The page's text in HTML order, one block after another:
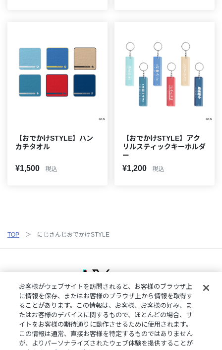
【おでかけSTYLE】ハン
カチタオル
¥1,500 税込
【おでかけSTYLE】アク
リルスティックキーホルダ
ー
¥1,200 税込
TOP にじさんじおでかけSTYLE
ご利用規約プライバシーポリシー
特定商取引法に基づく表記
ご利用ガイドよくある質問お問い合わせにじさんじ公式サイト
クッキーの詳細
お客様がウェブサイトを訪問されると、お客様のブラウザ上
に情報を保存、またはお客様のブラウザ上から情報を取得す
ることがあります。この情報は、お客様、お客様の好み、ま
たはお客様のデバイスに関するもので、ほとんどの場合、サ
イトをお客様の期待通りに動作させるために使用されます。
この情報は通常、直接お客様を特定するものではありません
が、よりパーソナライズされたウェブ体験を提供することが